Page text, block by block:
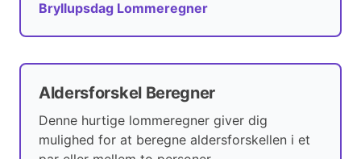
Bryllupsdag Lommeregner
Aldersforskel Beregner
Denne hurtige lommeregner giver dig
mulighed for at beregne aldersforskellen i et